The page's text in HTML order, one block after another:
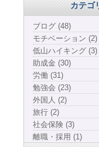
カテゴ
ブログ (48)
モチベーション (2)
低山ハイキング (3)
助成金 (30)
労働 (31)
勉強会 (23)
外国人 (2)
旅行 (2)
社会保険 (3)
離職・採用 (1)